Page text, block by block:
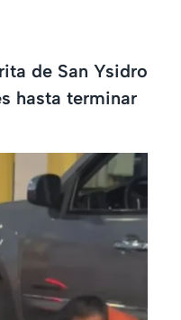
de San Ysidro
hasta terminar